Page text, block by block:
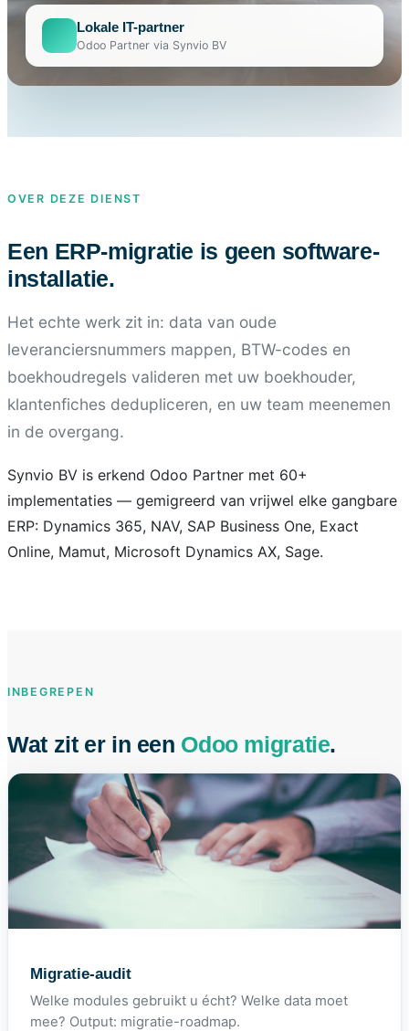
Lokale IT-partner
Odoo Partner via Synvio BV
OVER DEZE DIENST
Een ERP-migratie is geen software-
installatie.
Het echte werk zit in: data van oude
leveranciersnummers mappen, BTW-codes en
boekhoudregels valideren met uw boekhouder,
klantenfiches dedupliceren, en uw team meenemen
in de overgang.
Synvio BV is erkend Odoo Partner met 60+
implementaties — gemigreerd van vrijwel elke gangbare
ERP: Dynamics 365, NAV, SAP Business One, Exact
Online, Mamut, Microsoft Dynamics AX, Sage.
INBEGREPEN
Wat zit er in een Odoo migratie.
Migratie-audit
Welke modules gebruikt u écht? Welke data moet
mee? Output: migratie-roadmap.